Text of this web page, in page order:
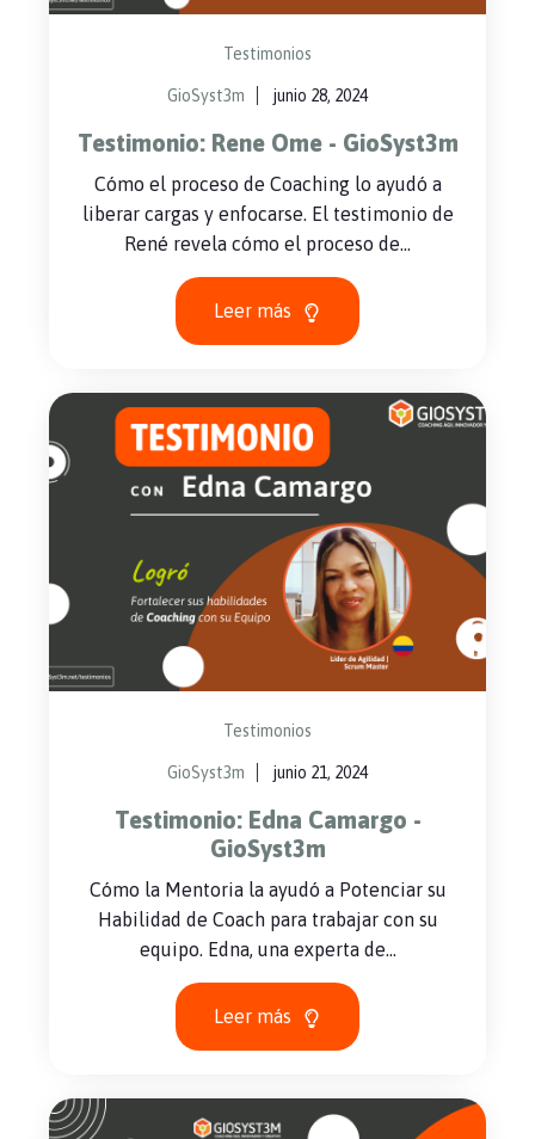
Testimonios
GioSyst3m junio 28, 2024
Testimonio: Rene Ome - GioSyst3m
Cómo el proceso de Coaching lo ayudó a
liberar cargas y enfocarse. El testimonio de
René revela cómo el proceso de...
Leer más
Testimonios
GioSyst3m junio 21, 2024
Testimonio: Edna Camargo -
GioSyst3m
Cómo la Mentoria la ayudó a Potenciar su
Habilidad de Coach para trabajar con su
equipo. Edna, una experta de...
Leer más